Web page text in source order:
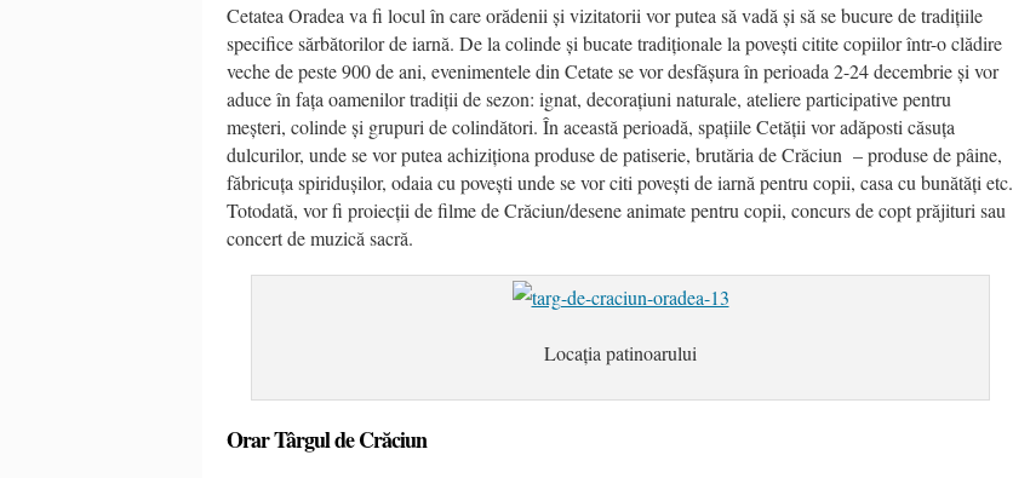
Cetatea Oradea va fi locul în care orădenii și vizitatorii vor putea să vadă și să se bucure de tradițiile
specifice sărbătorilor de iarnă. De la colinde și bucate tradiționale la povești citite copiilor într-o clădire
veche de peste 900 de ani, evenimentele din Cetate se vor desfășura în perioada 2-24 decembrie și vor
aduce în fața oamenilor tradiții de sezon: ignat, decorațiuni naturale, ateliere participative pentru
meșteri, colinde și grupuri de colindători. În această perioadă, spațiile Cetății vor adăposti căsuța
dulcurilor, unde se vor putea achiziționa produse de patiserie, brutăria de Crăciun – produse de pâine,
făbricuța spiridușilor, odaia cu povești unde se vor citi povești de iarnă pentru copii, casa cu bunătăți etc.
Totodată, vor fi proiecții de filme de Crăciun/desene animate pentru copii, concurs de copt prăjituri sau
concert de muzică sacră.
Locația patinoarului
Orar Târgul de Crăciun